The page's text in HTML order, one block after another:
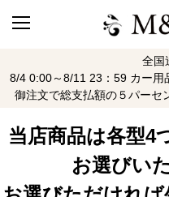
全国
8/4 0:00～8/11 23：59 カー用
御注文で総支払額の５パーセ
ＭM32/42Ｓ H25/4
当店商品は各型4
お選びい